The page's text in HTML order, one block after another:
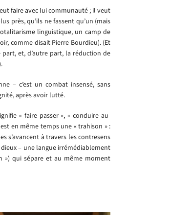
faire avec lui communauté ; il veut
près, qu’ils ne fassent qu’un (mais
linguistique, un camp de
comme disait Pierre Bourdieu). (Et
et, d’autre part, la réduction de
– c’est un combat insensé, sans
après avoir lutté.
« faire passer », « conduire au-
en même temps une « trahison » :
s’avancent à travers les contresens
– une langue irrémédiablement
») qui sépare et au même moment